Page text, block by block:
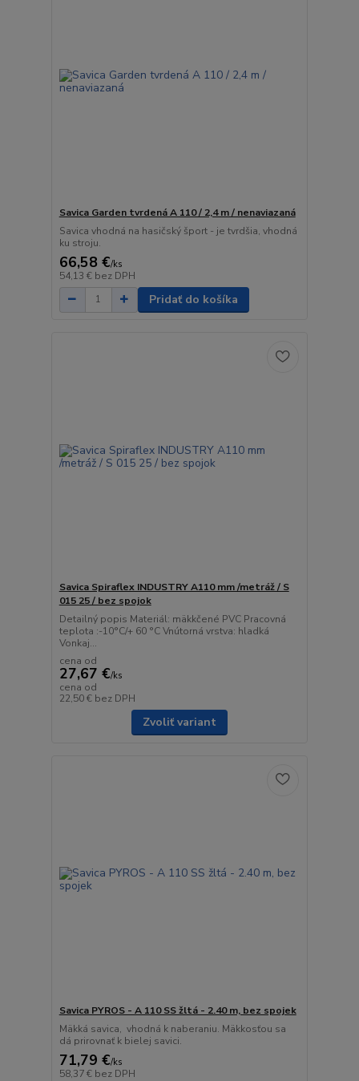
Savica Garden tvrdená A 110 / 2,4 m / nenaviazaná
Savica vhodná na hasičský šport - je tvrdšia, vhodná
ku stroju.
66,58 €/ks
54,13 € bez DPH
Pridať do košíka
Savica Spiraflex INDUSTRY A110 mm /metráž / S
015 25 / bez spojok
Detailný popis Materiál: mäkkčené PVC Pracovná
teplota :-10°C/+ 60 °C Vnútorná vrstva: hladká
Vonkaj...
cena od
27,67 €/ks
cena od
22,50 € bez DPH
Zvoliť variant
Savica PYROS - A 110 SS žltá - 2.40 m, bez spojek
Mäkká savica, vhodná k naberaniu. Mäkkosťou sa
dá prirovnať k bielej savici.
71,79 €/ks
58,37 € bez DPH